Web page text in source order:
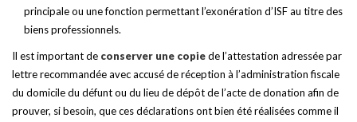
principale ou une fonction permettant l’exonération d’ISF au titre des
biens professionnels.
Il est important de conserver une copiede l’attestation adressée par
lettre recommandée avec accusé de réception à l’administration fiscale
du domicile du défunt ou du lieu de dépôt de l’acte de donation afin de
prouver, si besoin, que ces déclarations ont bien été réalisées comme il